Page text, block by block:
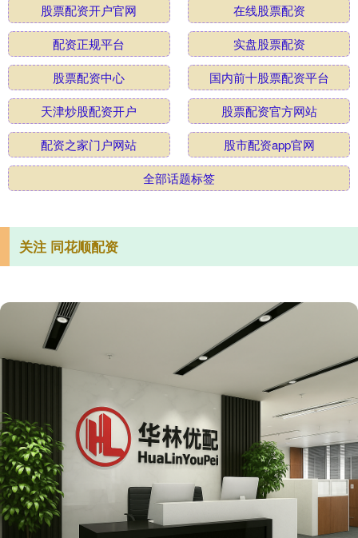
股票配资开户官网
在线股票配资
配资正规平台
实盘股票配资
股票配资中心
国内前十股票配资平台
天津炒股配资开户
股票配资官方网站
配资之家门户网站
股市配资app官网
全部话题标签
关注 同花顺配资